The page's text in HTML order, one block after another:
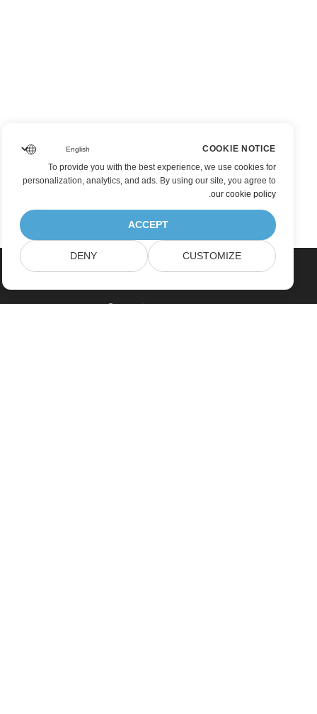
COOKIE NOTICE
To provide you with the best experience, we use cookies for
personalization, analytics, and ads. By using our site, you agree to
our cookie policy
.
ACCEPT
CUSTOMIZE
DENY